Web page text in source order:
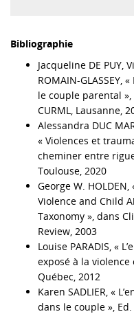
Bibliographie
Jacqueline DE PUY,
le couple parental
CURML, Lausanne,
Alessandra DUC
« Violences et
cheminer entre
Toulouse, 2020
George W.
Violence and Child
Taxonomy », dans
Review, 2003
Louise PARADIS, «
exposé à la violence
Québec, 2012
Karen SADLIER, «
dans le couple »,